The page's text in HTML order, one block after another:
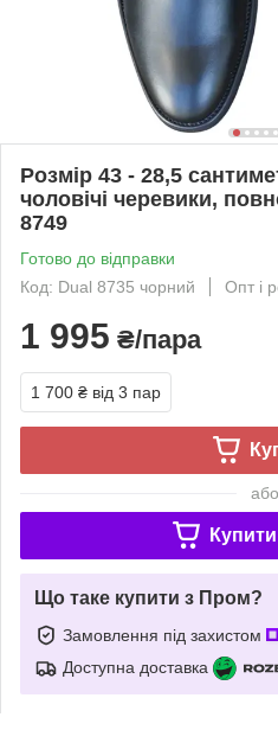
Розмір 43 - 28,5
чоловічі черевики,
8749
Готово до відправки
Код: Dual 8735 чорний
Опт і
1 995 ₴/пара
1 700 ₴ від 3 пар
або
Що таке купити з Пром?
Замовлення під захистом
Доступна доставка